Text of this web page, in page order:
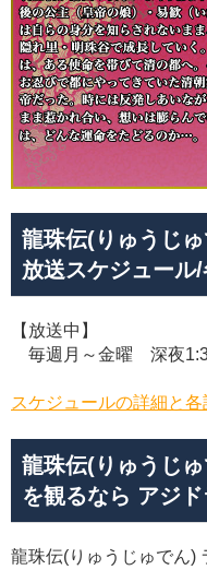
龍珠伝(りゅうじ
放送スケジュール
【放送中】
毎週月～金曜 深夜
スケジュールの詳細と
龍珠伝(りゅうじ
を観るなら アジド
龍珠伝(りゅうじゅでん)